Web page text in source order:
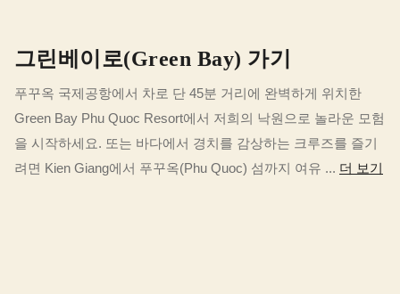
그린베이로(Green Bay) 가기
푸꾸옥 국제공항에서 차로 단 45분 거리에 완벽하게 위치한
Green Bay Phu Quoc Resort에서 저희의 낙원으로 놀라운 모험
을 시작하세요. 또는 바다에서 경치를 감상하는 크루즈를 즐기
려면 Kien Giang에서 푸꾸옥(Phu Quoc) 섬까지 여유 ... 더 보기